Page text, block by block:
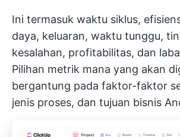
Ini termasuk waktu siklus,
daya, keluaran, waktu tunggu,
kesalahan, profitabilitas, dan
Pilihan metrik mana yang akan
bergantung pada faktor-faktor
jenis proses, dan tujuan bisnis